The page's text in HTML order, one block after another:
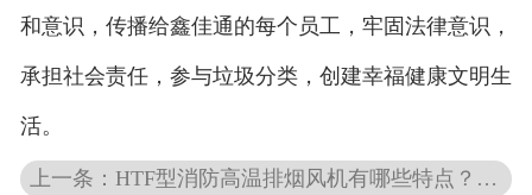
和意识，传播给鑫佳通的每个员工，牢固法律意识，
承担社会责任，参与垃圾分类，创建幸福健康文明生
活。
上一条：HTF型消防高温排烟风机有哪些特点？它是怎么接线的？